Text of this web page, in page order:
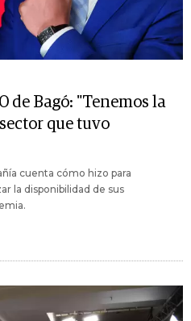
de Bagó: "Tenemos la
que tuvo
cuenta cómo hizo para
la disponibilidad de sus